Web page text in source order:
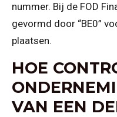
nummer. Bij de FOD
gevormd door “BE0”
plaatsen.
HOE
VAN EEN